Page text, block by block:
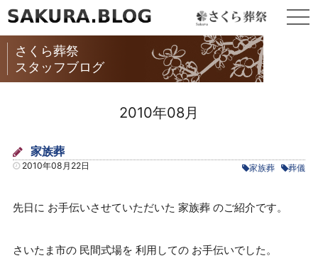
さくら葬祭
スタッフブログ
2010年08月
家族葬
2010年08月22日 家族葬 葬儀
先日に お手伝いさせていただいた 家族葬 のご紹介です。
さいたま市の 民間式場を 利用しての お手伝いでした。